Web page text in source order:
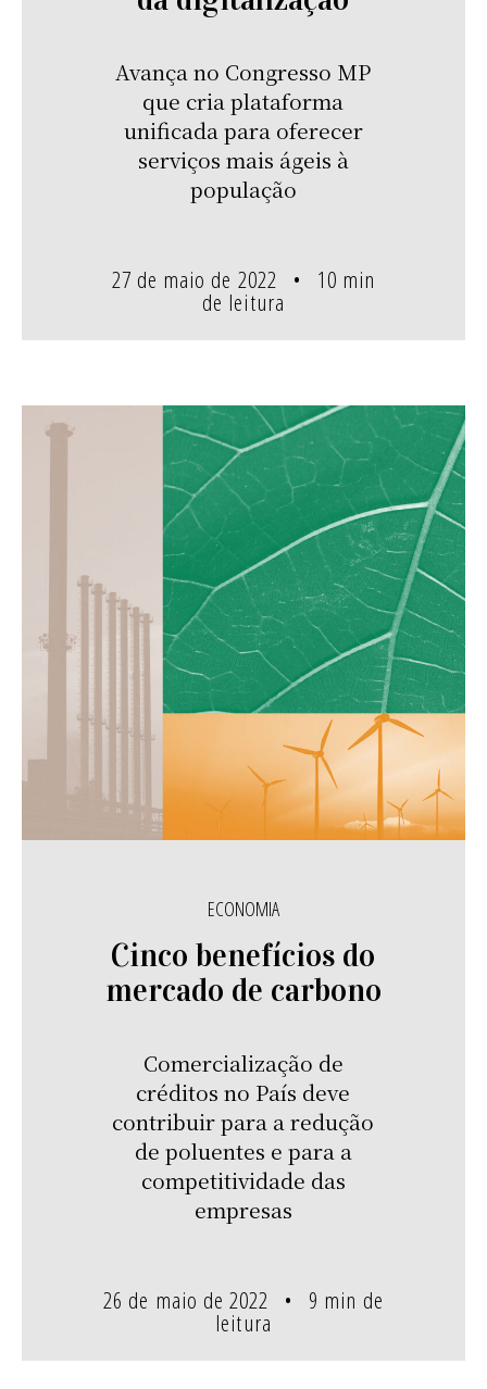
Avança no Congresso MP
que cria plataforma
unificada para oferecer
serviços mais ágeis à
população
27 de maio de 2022 10 min
de leitura
ECONOMIA
Cinco benefícios do
mercado de carbono
Comercialização de
créditos no País deve
contribuir para a redução
de poluentes e para a
competitividade das
empresas
26 de maio de 2022 9 min de
leitura